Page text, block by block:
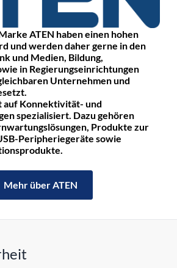
ATEN haben einen hohen
und werden daher gerne in den
und Medien, Bildung,
in Regierungseinrichtungen
Unternehmen und
auf Konnektivität- und
spezialisiert. Dazu gehören
Produkte zur
Peripheriegeräte sowie
Mehr über ATEN